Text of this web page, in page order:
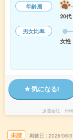
年齢層
20代
男女比率
女性
気になる!
派遣会社 日
未読 掲載日 2026/08/